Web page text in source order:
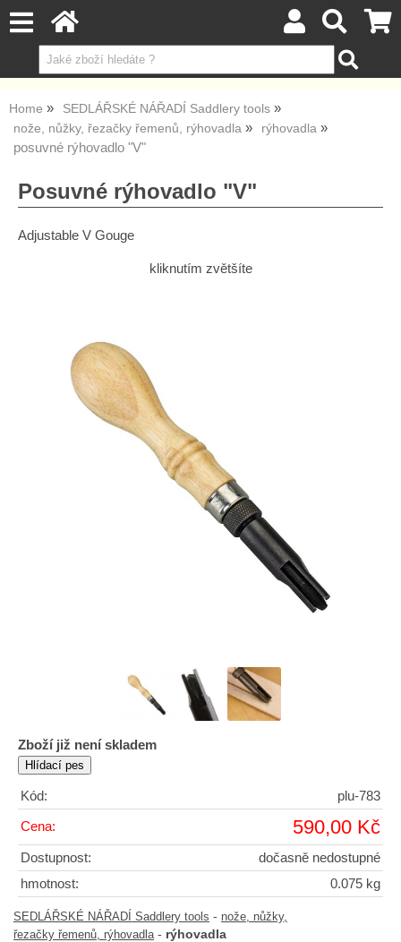
Home
SEDLÁŘSKÉ NÁŘADÍ Saddlery tools
nože, nůžky, řezačky řemenů, rýhovadla
rýhovadla
posuvné rýhovadlo "V"
Posuvné rýhovadlo "V"
Adjustable V Gouge
kliknutím zvětšíte
Zboží již není skladem
Kód: plu-783
Cena: 590,00 Kč
Dostupnost:
dočasně nedostupné
hmotnost:
0.075 kg
SEDLÁŘSKÉ NÁŘADÍ Saddlery tools - nože, nůžky,
řezačky řemenů, rýhovadla - rýhovadla